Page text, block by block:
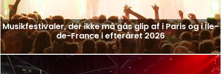
Musikfestivaler, der ikke må gås glip af i Paris og i Île-
de-France i efteråret 2026